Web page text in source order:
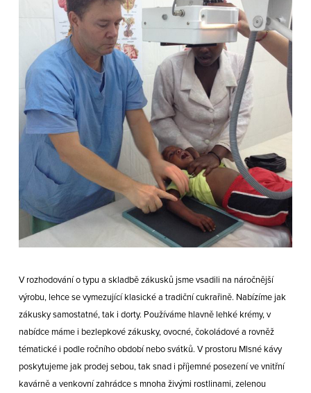
V rozhodování o typu a skladbě zákusků jsme vsadili na náročnější
výrobu, lehce se vymezující klasické a tradiční cukrařině. Nabízíme jak
zákusky samostatné, tak i dorty. Používáme hlavně lehké krémy, v
nabídce máme i bezlepkové zákusky, ovocné, čokoládové a rovněž
tématické i podle ročního období nebo svátků. V prostoru Mlsné kávy
poskytujeme jak prodej sebou, tak snad i příjemné posezení ve vnitřní
kavárně a venkovní zahrádce s mnoha živými rostlinami, zelenou